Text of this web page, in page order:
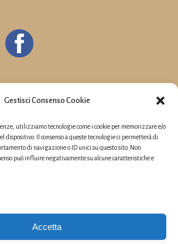
Gestisci Consenso Cookie
utilizziamo tecnologie come i cookie per memorizzare e/o
dispositivo. Il consenso a queste tecnologie ci permetterà di
di navigazione o ID unici su questo sito. Non
può influire negativamente su alcune caratteristiche e
Accetta